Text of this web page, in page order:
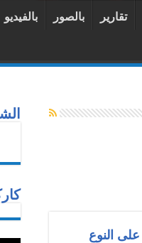
تقارير بالصور بالفيديو
على النوع